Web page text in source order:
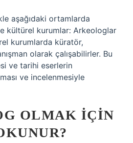
aşağıdaki ortamlarda
kültürel kurumlar: Arkeologlar
kurumlarda küratör,
olarak çalışabilirler. Bu
ve tarihi eserlerin
ve incelenmesiyle
OLMAK IÇIN